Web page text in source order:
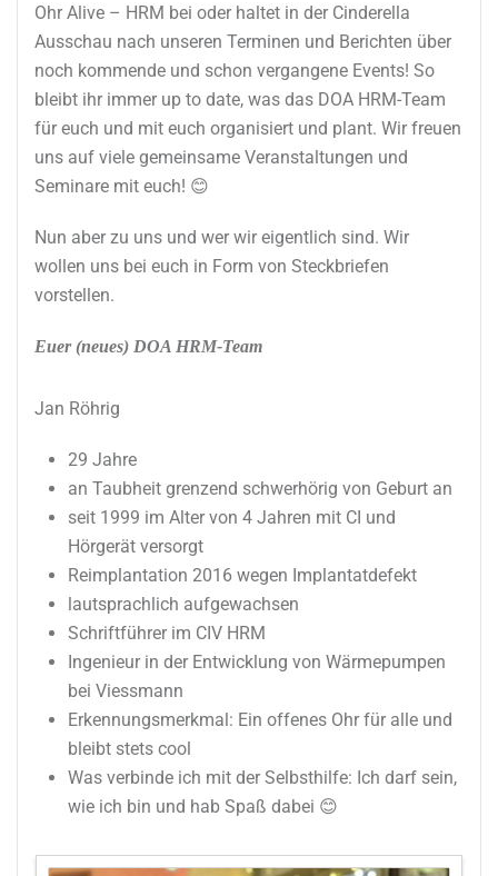
Ohr Alive – HRM bei oder haltet in der Cinderella
Ausschau nach unseren Terminen und Berichten über
noch kommende und schon vergangene Events! So
bleibt ihr immer up to date, was das DOA HRM-Team
für euch und mit euch organisiert und plant. Wir freuen
uns auf viele gemeinsame Veranstaltungen und
Seminare mit euch! 😊
Nun aber zu uns und wer wir eigentlich sind. Wir
wollen uns bei euch in Form von Steckbriefen
vorstellen.
Euer (neues) DOA HRM-Team
Jan Röhrig
29 Jahre
an Taubheit grenzend schwerhörig von Geburt an
seit 1999 im Alter von 4 Jahren mit CI und
Hörgerät versorgt
Reimplantation 2016 wegen Implantatdefekt
lautsprachlich aufgewachsen
Schriftführer im CIV HRM
Ingenieur in der Entwicklung von Wärmepumpen
bei Viessmann
Erkennungsmerkmal: Ein offenes Ohr für alle und
bleibt stets cool
Was verbinde ich mit der Selbsthilfe: Ich darf sein,
wie ich bin und hab Spaß dabei 😊